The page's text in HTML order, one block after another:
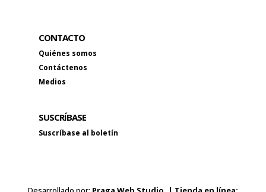
CONTACTO
Quiénes somos
Contáctenos
Medios
SUSCRÍBASE
Suscríbase al boletín